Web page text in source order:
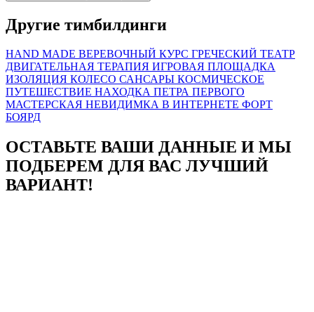
Другие тимбилдинги
HAND MADE ВЕРЕВОЧНЫЙ КУРС ГРЕЧЕСКИЙ ТЕАТР
ДВИГАТЕЛЬНАЯ ТЕРАПИЯ ИГРОВАЯ ПЛОЩАДКА
ИЗОЛЯЦИЯ КОЛЕСО САНСАРЫ КОСМИЧЕСКОЕ
ПУТЕШЕСТВИЕ НАХОДКА ПЕТРА ПЕРВОГО
МАСТЕРСКАЯ НЕВИДИМКА В ИНТЕРНЕТЕ ФОРТ
БОЯРД
ОСТАВЬТЕ ВАШИ ДАННЫЕ И МЫ
ПОДБЕРЕМ ДЛЯ ВАС ЛУЧШИЙ
ВАРИАНТ!